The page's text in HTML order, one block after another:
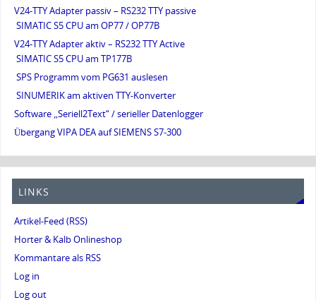
V24-TTY Adapter passiv – RS232 TTY passive
SIMATIC S5 CPU am OP77 / OP77B
V24-TTY Adapter aktiv – RS232 TTY Active
SIMATIC S5 CPU am TP177B
SPS Programm vom PG631 auslesen
SINUMERIK am aktiven TTY-Konverter
Software „Seriell2Text“ / serieller Datenlogger
Übergang VIPA DEA auf SIEMENS S7-300
LINKS
Artikel-Feed (RSS)
Horter & Kalb Onlineshop
Kommantare als RSS
Log in
Log out